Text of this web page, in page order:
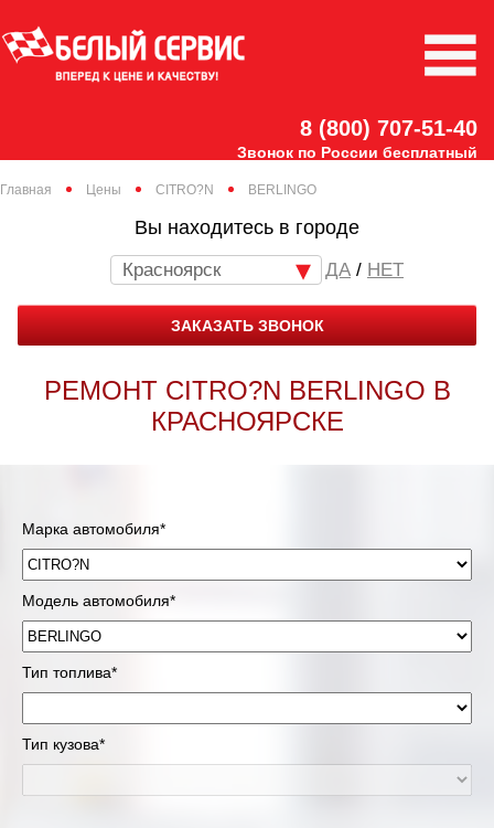
8 (800) 707-51-40
Звонок по России бесплатный
Главная Цены CITRO?N BERLINGO
Вы находитесь в городе
Красноярск / НЕТ
ЗАКАЗАТЬ ЗВОНОК
РЕМОНТ CITRO?N BERLINGO В
КРАСНОЯРСКЕ
Марка автомобиля*
Модель автомобиля*
Тип топлива*
Тип кузова*